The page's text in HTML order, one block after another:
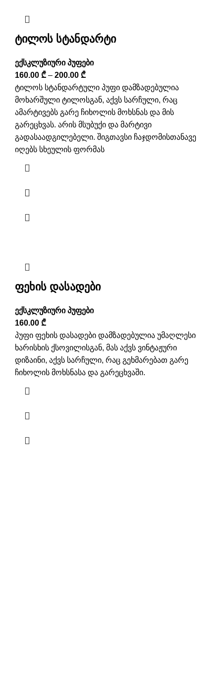
ტილოს სტანდარტი
ექსკლუზიური პუფები
160.00 ₾ – 200.00 ₾
ტილოს სტანდარტული პუფი დამზადებულია
მოხარშული ტილოსგან, აქვს სარჩული, რაც
ამარტივებს გარე ჩიხოლის მოხსნას და მის
გარეცხვას. არის მსუბუქი და მარტივი
გადასაადგილებელი. შიგთავსი ჩაჯდომისთანავე
იღებს სხეულის ფორმას
ფეხის დასადები
ექსკლუზიური პუფები
160.00 ₾
პუფი ფეხის დასადები დამზადებულია უმაღლესი
ხარისხის ქსოვილისგან, მას აქვს ვინტაჟური
დიზაინი, აქვს სარჩული, რაც გეხმარებათ გარე
ჩიხოლის მოხსნასა და გარეცხვაში.